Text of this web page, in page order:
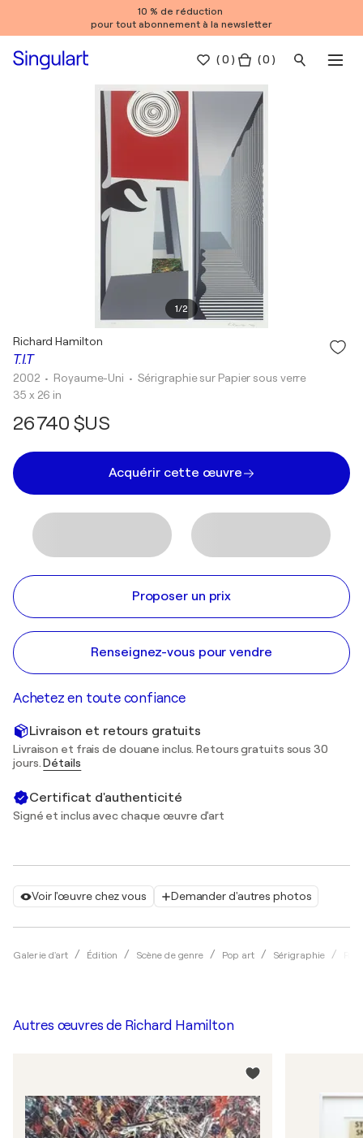
10 % de réduction
pour tout abonnement à la newsletter
(0 ) ( 0 )
1/2
Voir l'œuvre chez vous Demander d'autres photos
Galerie d'art Édition Scène de genre Pop art Sérigraphie
T.I.T
Richard Hamilton
2002 • Royaume-Uni • Sérigraphie sur Papier sous verre
35 x 26 in
26 740 $US
Acquérir cette œuvre
Proposer un prix
Renseignez-vous pour vendre
Achetez en toute confiance
Livraison et retours gratuits
Livraison et frais de douane inclus. Retours gratuits sous 30
jours.Détails
Certificat d'authenticité
Signé et inclus avec chaque œuvre d'art
Autres œuvres de Richard Hamilton